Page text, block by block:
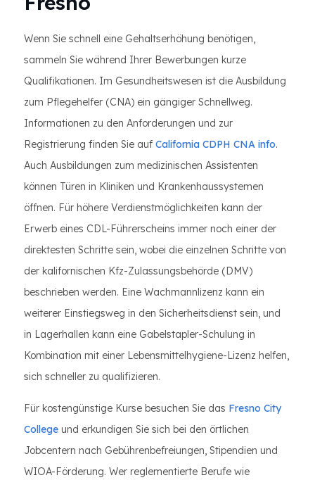
Wenn Sie schnell eine Gehaltserhöhung benötigen,
sammeln Sie während Ihrer Bewerbungen kurze
Qualifikationen. Im Gesundheitswesen ist die Ausbildung
zum Pflegehelfer (CNA) ein gängiger Schnellweg.
Informationen zu den Anforderungen und zur
Registrierung finden Sie auf California CDPH CNA info.
Auch Ausbildungen zum medizinischen Assistenten
können Türen in Kliniken und Krankenhaussystemen
öffnen. Für höhere Verdienstmöglichkeiten kann der
Erwerb eines CDL-Führerscheins immer noch einer der
direktesten Schritte sein, wobei die einzelnen Schritte von
der kalifornischen Kfz-Zulassungsbehörde (DMV)
beschrieben werden. Eine Wachmannlizenz kann ein
weiterer Einstiegsweg in den Sicherheitsdienst sein, und
in Lagerhallen kann eine Gabelstapler-Schulung in
Kombination mit einer Lebensmittelhygiene-Lizenz helfen,
sich schneller zu qualifizieren.
Für kostengünstige Kurse besuchen Sie das Fresno City
College und erkundigen Sie sich bei den örtlichen
Jobcentern nach Gebührenbefreiungen, Stipendien und
WIOA-Förderung. Wer reglementierte Berufe wie